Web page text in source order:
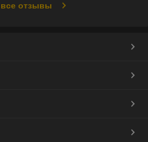
все отзывы